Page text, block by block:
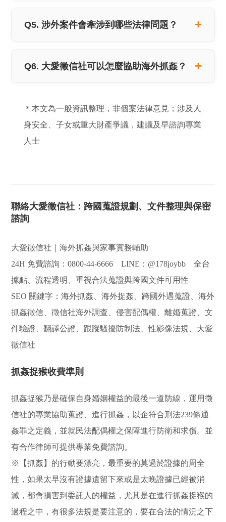
Q5. 涉外案件會牽涉到哪些法律問題？
Q6. 大愛徵信社可以怎麼協助海外抓姦？
＊本文為一般資訊整理，非個案法律意見；涉及人
身安全、子女或重大財產爭議，建議及早諮詢專業
人士
聯絡大愛徵信社：跨國蒐證規劃、文件整理與保密
諮詢
大愛徵信社｜海外抓姦與家事實務輔助
24H 免費諮詢：0800-44-6666 LINE：@178joybb 全台
據點、流程透明、重視合法蒐證與跨國文件可用性
SEO 關鍵字：海外抓姦、海外捉姦、跨國外遇蒐證、海外
抓姦徵信、徵信社海外調查、侵害配偶權、離婚蒐證、文
件驗證、翻譯公證、跟蹤騷擾防制法、性影像法規、大愛
徵信社
抓姦捉猴收費準則
抓姦捉猴乃是確保自身婚姻權益的最後一道防線，運用徵
信社的專業協助蒐證、進行抓姦，以企符合刑法239條通
姦罪之定義，並就民法配偶權之保障進行防衛和求償。並
有合作律師可提供專業免費諮詢。
※【抓姦】的行動要漂亮，最重要的莫過於證據的周全
性，如果太早沒有證據遺留下來或是太晚證據已經被消
滅，都會損害到委託人的權益，尤其是在進行抓姦捉猴的
過程之中，有很多法規是要注意的，要在合法的情況之下